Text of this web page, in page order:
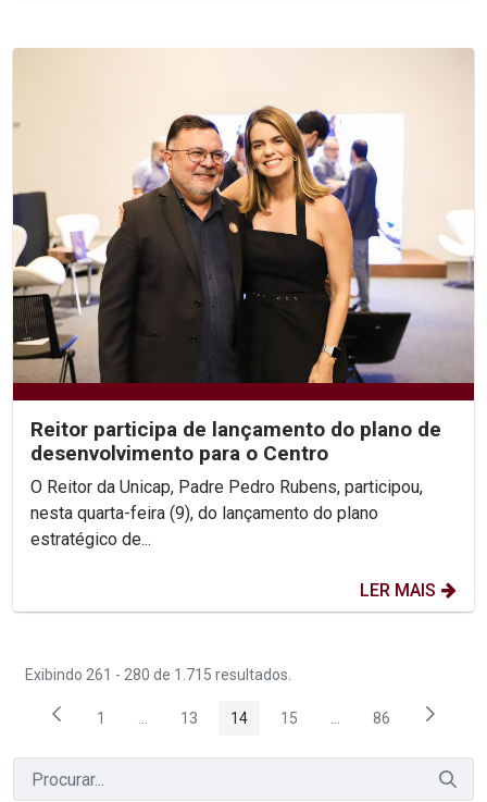
Reitor participa de lançamento do plano de
desenvolvimento para o Centro
O Reitor da Unicap, Padre Pedro Rubens, participou,
nesta quarta-feira (9), do lançamento do plano
estratégico de...
LER MAIS
Exibindo 261 - 280 de 1.715 resultados.
Página
1 ...Páginas intermediárias Usar ABA para navegar.
Página
13 Página
14 Página
15 ...PáginasPágina
86